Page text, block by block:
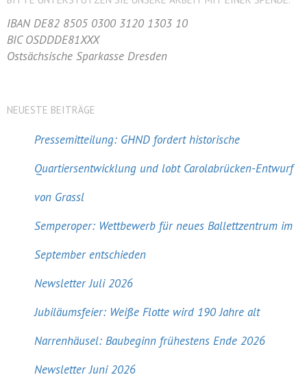
IBAN DE82 8505 0300 3120 1303 10
BIC OSDDDE81XXX
Ostsächsische Sparkasse Dresden
NEUESTE BEITRÄGE
Pressemitteilung: GHND fordert historische
Quartiersentwicklung und lobt Carolabrücken-Entwurf
von Grassl
Semperoper: Wettbewerb für neues Ballettzentrum im
September entschieden
Newsletter Juli 2026
Jubiläumsfeier: Weiße Flotte wird 190 Jahre alt
Narrenhäusel: Baubeginn frühestens Ende 2026
Newsletter Juni 2026